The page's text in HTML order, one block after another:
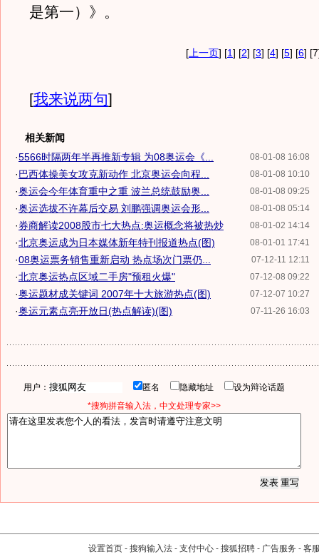
是第一）》。
[ 上一页] [1] [2] [3] [4] [5] [6]
[我来说两句]
相关新闻
08-01-08 16:08
·5566时隔两年半再推新专辑 为08奥运会《...
08-01-08 10:10
·巴西体操美女攻克新动作 北京奥运会向程...
08-01-08 09:25
·奥运会今年体育重中之重 波兰总统鼓励奥...
08-01-08 05:14
·奥运选拔不许幕后交易 刘鹏强调奥运会形...
08-01-02 14:14
·券商解读2008股市七大热点:奥运概念将被热炒
08-01-01 17:41
·北京奥运成为日本媒体新年特刊报道热点(图)
07-12-11 12:11
·08奥运票务销售重新启动 热点场次门票仍...
07-12-08 09:22
·北京奥运热点区域二手房"预租火爆"
07-12-07 10:27
·奥运题材成关键词 2007年十大旅游热点(图)
07-11-26 16:03
·奥运元素点亮开放日(热点解读)(图)
用户： 匿名 隐藏地址
设为辩论话题
*搜狗拼音输入法，中文处理专家>>
设置首页 - 搜狗输入法 - 支付中心 - 搜狐招聘 - 广告服务 - 客